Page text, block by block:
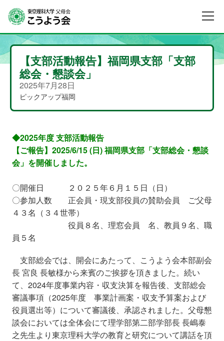
【支部活動報告】福岡県支部「⽀部
総会・懇談会」
2025年7月28日
ピックアップ福岡
◆2025年度 支部活動報告
【ご報告】2025/6/15 (日) 福岡県支部「⽀部総会・懇談
会」を開催しました。
〇開催日 ２０２５年６月１５日（日）
〇参加人数 正会員・現支部役員の賛助会員 ご父母
４３名（３４世帯）
役員８名、理窓会員 名、教員９名、職
員５名
支部総会では、開会にあたって、こうよう会本部副会
長 宮良 長敏様から来賓のご挨拶を頂きました。続い
て、2024年度事業内容・収支決算を報告後、支部総会
審議事項（2025年度 事業計画案・収支予算案および
役員選出等）について審議後、承認されました。父母懇
談会においては全体会にて理学部第二部学部長 長嶋泰
之先生より東京理科大学の教育と研究について講話を頂